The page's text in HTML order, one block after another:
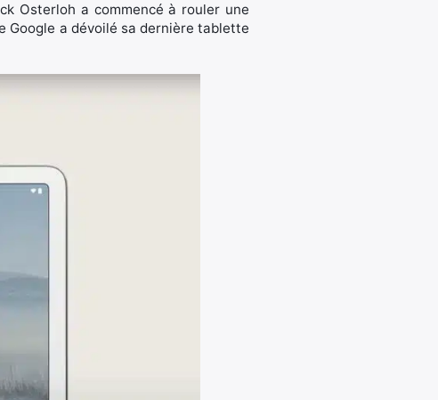
Osterloh a commencé à rouler une
Google a dévoilé sa dernière tablette